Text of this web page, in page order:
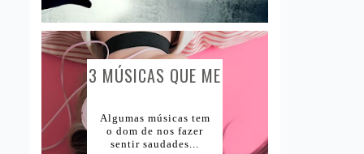
3 MÚSICAS QUE ME
Algumas músicas tem
o dom de nos fazer
sentir saudades...